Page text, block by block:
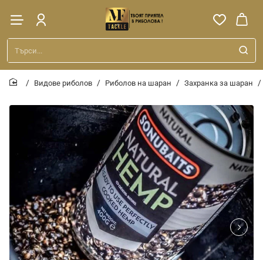
Търси...
Видове риболов Риболов на шаран Захранка за шаран